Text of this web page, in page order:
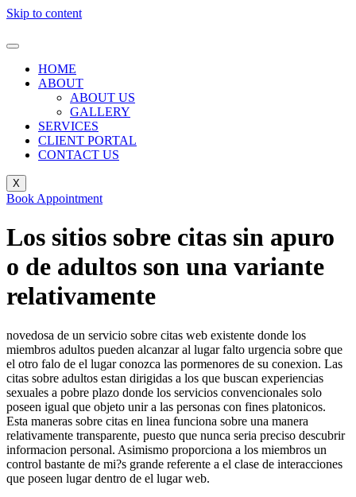
Skip to content
HOME
ABOUT
ABOUT US
GALLERY
SERVICES
CLIENT PORTAL
CONTACT US
X
Book Appointment
Los sitios sobre citas sin apuro
o de adultos son una variante
relativamente
novedosa de un servicio sobre citas web existente donde los
miembros adultos pueden alcanzar al lugar falto urgencia sobre que
el otro falo de el lugar conozca las pormenores de su conexion. Las
citas sobre adultos estan dirigidas a los que buscan experiencias
sexuales a pobre plazo donde los servicios convencionales solo
poseen igual que objeto unir a las personas con fines platonicos.
Esta maneras sobre citas en linea funciona sobre una manera
relativamente transparente, puesto que nunca seri­a preciso descubrir
informacion personal. Asimismo proporciona a los miembros un
control bastante de mi?s grande referente a el clase de interacciones
que poseen lugar dentro de el lugar web.